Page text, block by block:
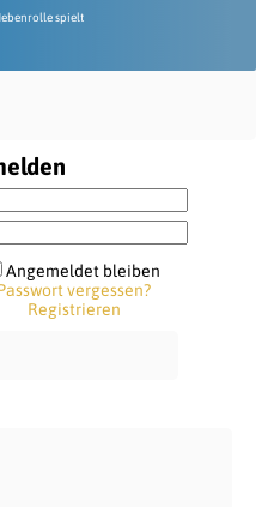
spielt
Angemeldet bleiben
vergessen?
Registrieren